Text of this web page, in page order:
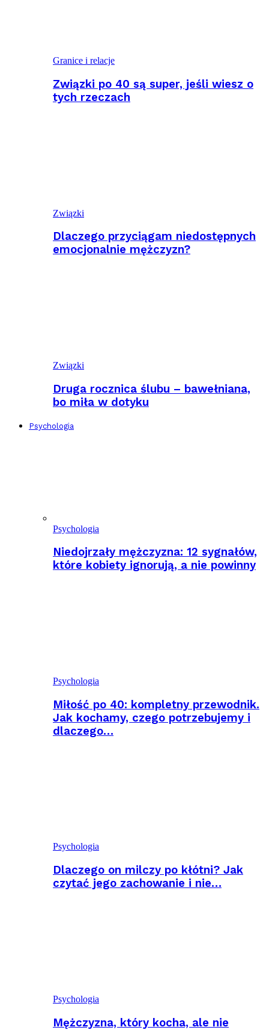
Granice i relacje
Związki po 40 są super, jeśli wiesz o
tych rzeczach
Związki
Dlaczego przyciągam niedostępnych
emocjonalnie mężczyzn?
Związki
Druga rocznica ślubu – bawełniana,
bo miła w dotyku
Psychologia
Psychologia
Niedojrzały mężczyzna: 12 sygnałów,
które kobiety ignorują, a nie powinny
Psychologia
Miłość po 40: kompletny przewodnik.
Jak kochamy, czego potrzebujemy i
dlaczego…
Psychologia
Dlaczego on milczy po kłótni? Jak
czytać jego zachowanie i nie…
Psychologia
Mężczyzna, który kocha, ale nie